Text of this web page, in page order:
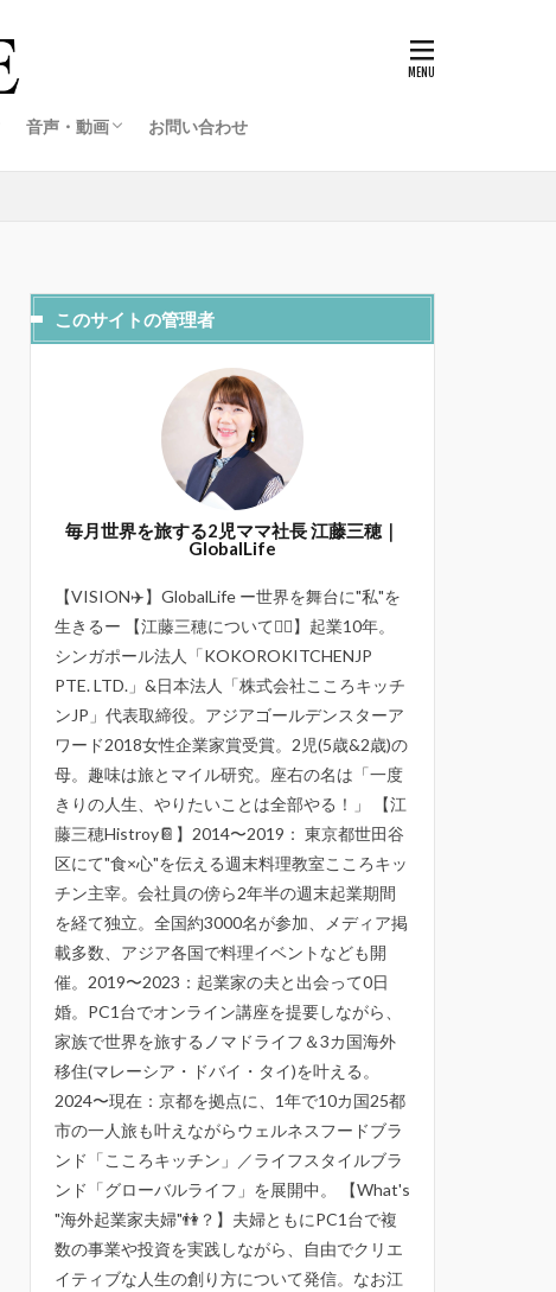
音声・動画
グローバルライフラジオ
海外起業家夫婦のライフデザインチャンネル
お問い合わせ
このサイトの管理者
毎月世界を旅する2児ママ社長 江藤三穂｜
GlobalLife
【VISION✈️】GlobalLife ー世界を舞台に"私"を
生きるー 【江藤三穂について💁‍♀️】起業10年。
シンガポール法人「KOKOROKITCHENJP
PTE. LTD.」&日本法人「株式会社こころキッチ
ンJP」代表取締役。アジアゴールデンスターア
ワード2018女性企業家賞受賞。2児(5歳&2歳)の
母。趣味は旅とマイル研究。座右の名は「一度
きりの人生、やりたいことは全部やる！」 【江
藤三穂Histroy📔】2014〜2019： 東京都世田谷
区にて"食×心"を伝える週末料理教室こころキッ
チン主宰。会社員の傍ら2年半の週末起業期間
を経て独立。全国約3000名が参加、メディア掲
載多数、アジア各国で料理イベントなども開
催。2019〜2023：起業家の夫と出会って0日
婚。PC1台でオンライン講座を提要しながら、
家族で世界を旅するノマドライフ＆3カ国海外
移住(マレーシア・ドバイ・タイ)を叶える。
2024〜現在：京都を拠点に、1年で10カ国25都
市の一人旅も叶えながらウェルネスフードブラ
ンド「こころキッチン」／ライフスタイルブラ
ンド「グローバルライフ」を展開中。 【What's
"海外起業家夫婦"👫？】夫婦ともにPC1台で複
数の事業や投資を実践しながら、自由でクリエ
イティブな人生の創り方について発信。なお江